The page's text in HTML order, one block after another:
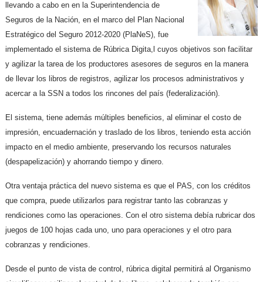
llevando a cabo en en la Superintendencia de
Seguros de la Nación, en el marco del Plan Nacional
Estratégico del Seguro 2012-2020 (PlaNeS), fue
implementado el sistema de Rúbrica Digita,l cuyos objetivos son facilitar
y agilizar la tarea de los productores asesores de seguros en la manera
de llevar los libros de registros, agilizar los procesos administrativos y
acercar a la SSN a todos los rincones del país (federalización).
El sistema, tiene además múltiples beneficios, al eliminar el costo de
impresión, encuadernación y traslado de los libros, teniendo esta acción
impacto en el medio ambiente, preservando los recursos naturales
(despapelización) y ahorrando tiempo y dinero.
Otra ventaja práctica del nuevo sistema es que el PAS, con los créditos
que compra, puede utilizarlos para registrar tanto las cobranzas y
rendiciones como las operaciones. Con el otro sistema debía rubricar dos
juegos de 100 hojas cada uno, uno para operaciones y el otro para
cobranzas y rendiciones.
Desde el punto de vista de control, rúbrica digital permitirá al Organismo